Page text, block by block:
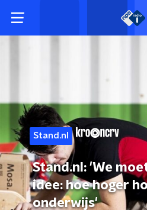
Stand.nl
Stand.nl: 'We
idee: hoe hoger
onderwijs'